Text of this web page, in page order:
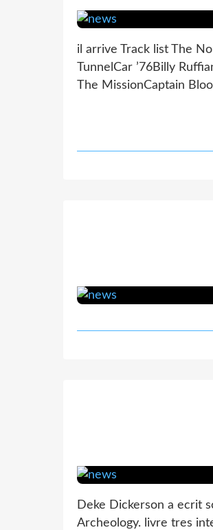
il arrive Track list The
TunnelCar ’76Billy
The MissionCaptain
Deke Dickerson a ecrit
Archeology. livre tres